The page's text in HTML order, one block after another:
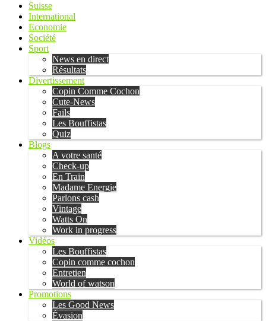
Suisse
International
Economie
Société
Sport
News en direct
Résultats
Divertissement
Copin Comme Cochon
Cute-News
Fails
Les Bouffistas
Quiz
Blogs
A votre santé
Check-up
En Train
Madame Energie
Parlons cash
Vintage
Watts On
Work in progress
Vidéos
Les Bouffistas
Copin comme cochon
Entretien
World of watson
Promotions
Les Good News
Évasion